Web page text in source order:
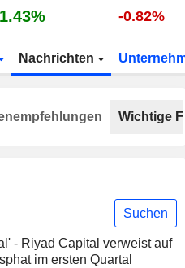
-0.82%
Nachrichten
Suchen
- Riyad Capital verweist auf
im ersten Quartal
Wichtige